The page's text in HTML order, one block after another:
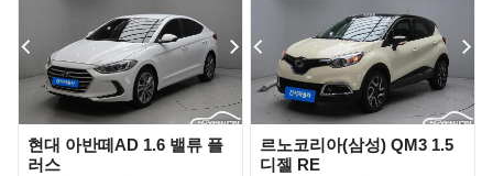
》금요일 오후부터 월요일 오전 까지는 보배드림 직원들 없어서 허
의,미끼 매물 많이 올라 옵니다.
성능기록부 없거나 가격이 동급매물보다 싸거나 하는 매물은 허의,
미끼 매물일 가능성이 높으니 주의 하세요,
》차량 탁송 거래도 오랜 기간동안 하고 있습니다. 요즘엔 편하게
탁송거래들 많이 하시네요,
》탁송거래시 동영상으로 차량정보 세세히 확인해 드리고 있습니
현대 아반떼AD 1.6 밸류 플
러스
르노코리아(삼성) QM3 1.5
디젤 RE